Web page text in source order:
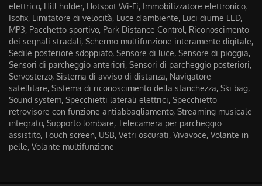
elettrico, Hill holder, Hotspot Wi-Fi, Immobilizzatore elettronico,
Isofix, Limitatore di velocità, Luce d'ambiente, Luci diurne LED,
MP3, Pacchetto sportivo, Park Distance Control, Riconoscimento
dei segnali stradali, Schermo multifunzione interamente digitale,
Sedile posteriore sdoppiato, Sensore di luce, Sensore di pioggia,
Sensori di parcheggio anteriori, Sensori di parcheggio posteriori,
Servosterzo, Sistema di avviso di distanza, Navigatore
satellitare, Sistema di riconoscimento della stanchezza, Ski bag,
Sound system, Specchietti laterali elettrici, Specchietto
retrovisore con funzione antiabbagliamento, Streaming musicale
integrato, Supporto lombare, Telecamera per parcheggio
assistito, Touch screen, USB, Vetri oscurati, Vivavoce, Volante in
pelle, Volante multifunzione